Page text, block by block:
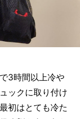
3時間以上冷や
ックに取り付け
初はとても冷た